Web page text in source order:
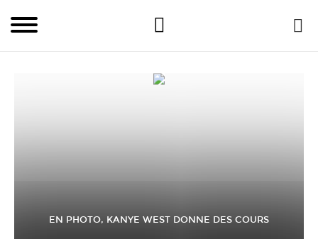
EN PHOTO, KANYE WEST DONNE DES COURS